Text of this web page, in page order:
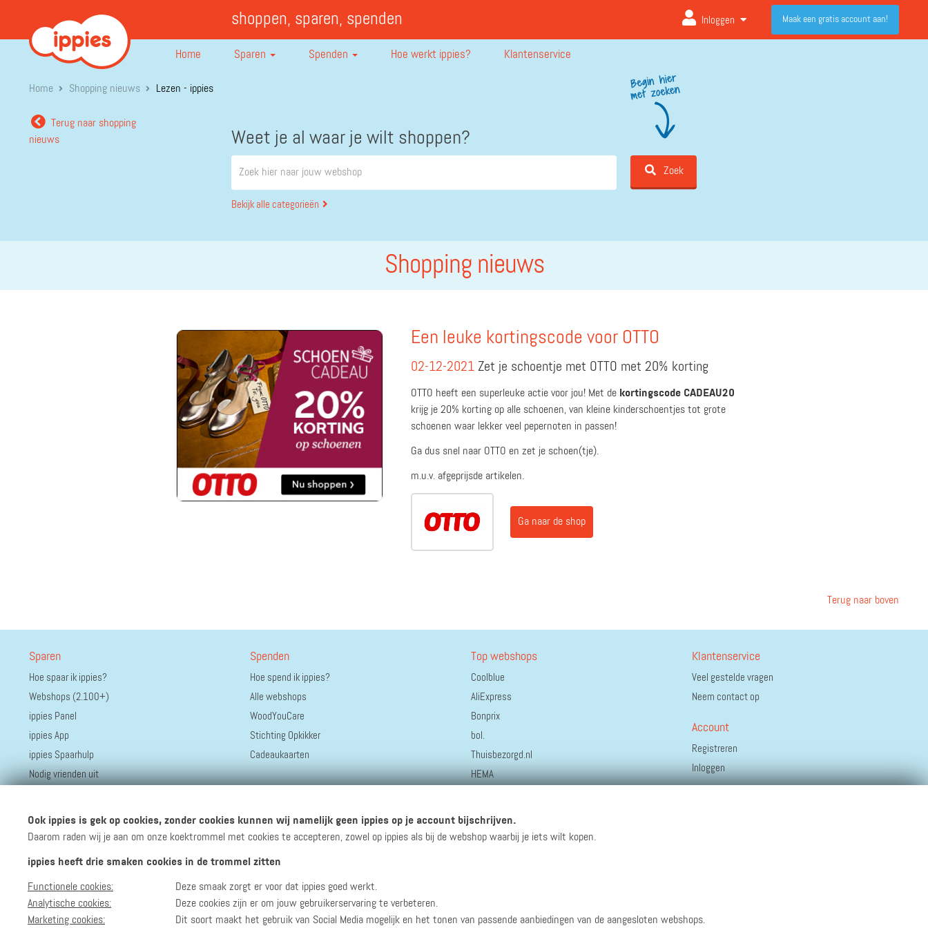
shoppen, sparen, spenden Inloggen Maak een gratis account aan!
Home Sparen Spenden Hoe werkt ippies? Klantenservice
Home Shopping nieuws Lezen - ippies
Terug naar shopping
nieuws
Weet je al waar je wilt shoppen?
Bekijk alle categorieën
Zoek
Shopping nieuws
Een leuke kortingscode voor OTTO
02-12-2021 Zet je schoentje met OTTO met 20% korting
OTTO heeft een superleuke actie voor jou! Met de kortingscode CADEAU20
krijg je 20% korting op alle schoenen, van kleine kinderschoentjes tot grote
schoenen waar lekker veel pepernoten in passen!
Ga dus snel naar OTTO en zet je schoen(tje).
m.u.v. afgeprijsde artikelen.
Ga naar de shop
Terug naar boven
Sparen
Hoe spaar ik ippies?
Webshops (2.100+)
ippies Panel
ippies App
ippies Spaarhulp
Nodig vrienden uit
Spenden
Hoe spend ik ippies?
Alle webshops
WoodYouCare
Stichting Opkikker
Cadeaukaarten
Top webshops
Coolblue
AliExpress
Bonprix
bol.
Thuisbezorgd.nl
HEMA
Greetz.nl
Klantenservice
Veel gestelde vragen
Neem contact op
Account
Registreren
Inloggen
Volg ippies Blijf op de hoogte van het groeiende aantal winkels, winacties en andere updates!
Ook ippies is gek op cookies, zonder cookies kunnen wij namelijk geen ippies op je account bijschrijven.
Daarom raden wij je aan om onze koektrommel met cookies te accepteren, zowel op ippies als bij de webshop waarbij je iets wilt kopen.
ippies heeft drie smaken cookies in de trommel zitten
Functionele cookies:
Deze smaak zorgt er voor dat ippies goed werkt.
Analytische cookies:
Deze cookies zijn er om jouw gebruikerservaring te verbeteren.
Marketing cookies:
Dit soort maakt het gebruik van Social Media mogelijk en het tonen van passende aanbiedingen van de aangesloten webshops.